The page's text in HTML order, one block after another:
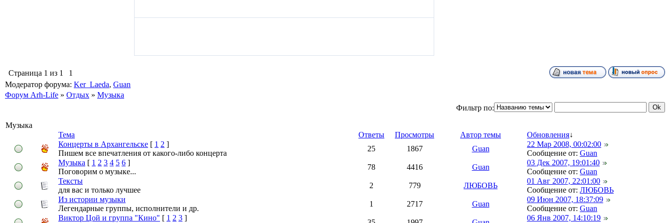
Страница 1 из 1
1
Модератор форума: Ker_Laeda, Guan
Форум Arh-Life » Отдых » Музыка
Фильтр по:
Музыка
Тема
Ответы Просмотры Автор темы Обновления↓
Концерты в Архангельске [ 1 2 ]
Пишем все впечатления от какого-либо концерта
25 1867 Guan
22 Мар 2008, 00:02:00
Сообщение от: Guan
Музыка [ 1 2 3 4 5 6 ]
Поговорим о музыке...
78 4416 Guan
03 Дек 2007, 19:01:40
Сообщение от: Guan
Тексты
для вас и только лучшее
2 779 ЛЮБОВЬ
01 Авг 2007, 22:01:00
Сообщение от: ЛЮБОВЬ
Из истории музыки
Легендарные группы, исполнители и др.
1 2717 Guan
09 Июн 2007, 18:37:09
Сообщение от: Guan
Виктор Цой и группа "Кино" [ 1 2 3 ]
06 Янв 2007, 14:10:19